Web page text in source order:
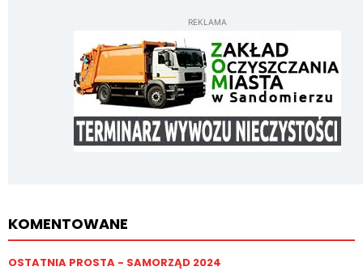
REKLAMA
KOMENTOWANE
OSTATNIA PROSTA - SAMORZĄD 2024